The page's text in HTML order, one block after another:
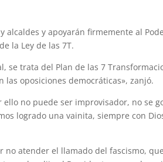
y apoyarán firmemente al
la Ley de las 7T.
trata del Plan de las 7
oposiciones democráticas», zanjó.
no puede ser improvisador, no se
logrado una vainita, siempre con
atender el llamado del fascismo,